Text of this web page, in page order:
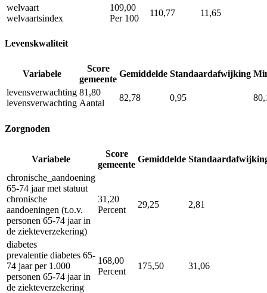
welvaart
welvaartsindex
109,00
Per 100
110,77 11,65
Levenskwaliteit
Variabele
Score
gemeente
Gemiddelde Standaardafwijking
levensverwachting
levensverwachting
81,80
Aantal
82,78 0,95
Zorgnoden
Variabele
Score
gemeente
Gemiddelde
chronische_aandoening
65-74 jaar met statuut
chronische
aandoeningen (t.o.v.
personen 65-74 jaar in
de ziekteverzekering)
31,20
Percent
29,25 2,81
diabetes
prevalentie diabetes 65-
74 jaar per 1.000
personen 65-74 jaar in
de ziekteverzekering
168,00
Percent
175,50 31,06